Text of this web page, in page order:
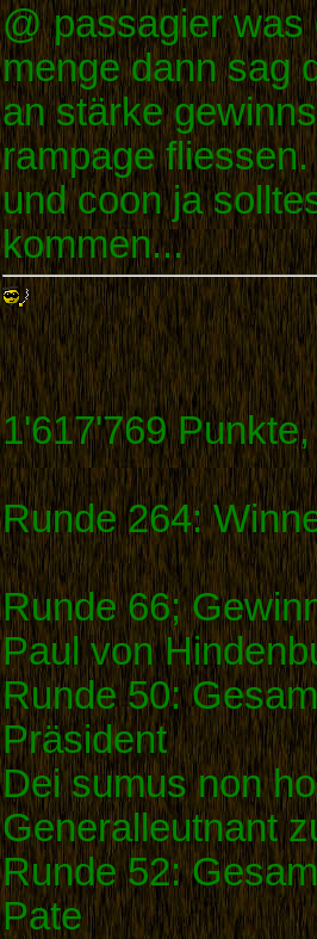
@ passagier was
menge dann sag
an stärke
rampage
und coon ja
kommen...
1'617'769
Runde 264:
Runde 66;
Paul von
Runde 50:
Präsident
Dei sumus non
Generalleutnant
Runde 52:
Pate